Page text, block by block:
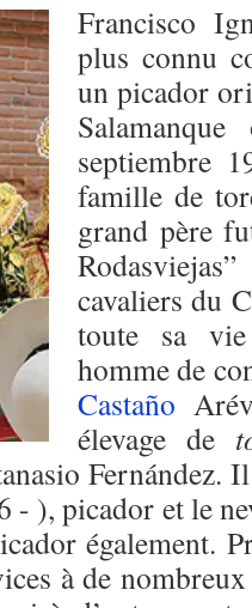
Francisco
plus connu
un picador
septiembre
famille de
grand père
cavaliers du
toute sa
homme de
Castaño
élevage de
Fernández.
- ), picador et le
également.
à de